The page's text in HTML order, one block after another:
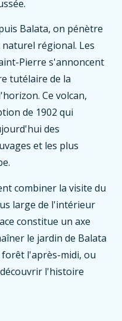
Balata, on pénètre
régional. Les
Pierre s'annoncent
tutélaire de la
Ce volcan,
de 1902 qui
des
et les plus
combiner la visite du
large de l'intérieur
constitue un axe
le jardin de Balata
l'après-midi, ou
l'histoire